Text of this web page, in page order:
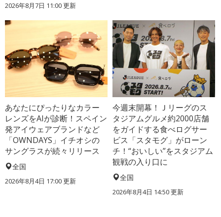
2026年8月7日 11:00更新
あなたにぴったりなカラー
レンズをAIが診断！スペイン
発アイウェアブランドなど
「OWNDAYS」イチオシの
サングラスが続々リリース
全国
2026年8月4日 17:00更新
今週末開幕！Ｊリーグのス
タジアムグルメ約2000店舗
をガイドする食べログサー
ビス「スタモグ」がローン
チ！“おいしい”をスタジアム
観戦の入り口に
全国
2026年8月4日 14:50更新